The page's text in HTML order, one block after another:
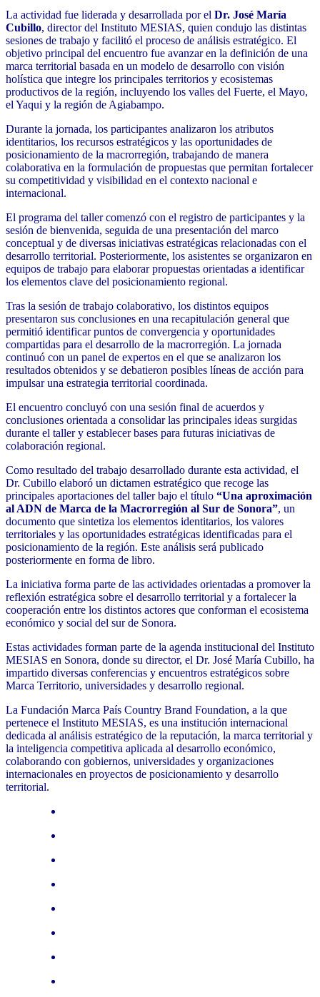
La actividad fue liderada y desarrollada por el Dr. José María
Cubillo, director del Instituto MESIAS, quien condujo las distintas
sesiones de trabajo y facilitó el proceso de análisis estratégico. El
objetivo principal del encuentro fue avanzar en la definición de una
marca territorial basada en un modelo de desarrollo con visión
holística que integre los principales territorios y ecosistemas
productivos de la región, incluyendo los valles del Fuerte, el Mayo,
el Yaqui y la región de Agiabampo.
Durante la jornada, los participantes analizaron los atributos
identitarios, los recursos estratégicos y las oportunidades de
posicionamiento de la macrorregión, trabajando de manera
colaborativa en la formulación de propuestas que permitan fortalecer
su competitividad y visibilidad en el contexto nacional e
internacional.
El programa del taller comenzó con el registro de participantes y la
sesión de bienvenida, seguida de una presentación del marco
conceptual y de diversas iniciativas estratégicas relacionadas con el
desarrollo territorial. Posteriormente, los asistentes se organizaron en
equipos de trabajo para elaborar propuestas orientadas a identificar
los elementos clave del posicionamiento regional.
Tras la sesión de trabajo colaborativo, los distintos equipos
presentaron sus conclusiones en una recapitulación general que
permitió identificar puntos de convergencia y oportunidades
compartidas para el desarrollo de la macrorregión. La jornada
continuó con un panel de expertos en el que se analizaron los
resultados obtenidos y se debatieron posibles líneas de acción para
impulsar una estrategia territorial coordinada.
El encuentro concluyó con una sesión final de acuerdos y
conclusiones orientada a consolidar las principales ideas surgidas
durante el taller y establecer bases para futuras iniciativas de
colaboración regional.
Como resultado del trabajo desarrollado durante esta actividad, el
Dr. Cubillo elaboró un dictamen estratégico que recoge las
principales aportaciones del taller bajo el título “Una aproximación
al ADN de Marca de la Macrorregión al Sur de Sonora”, un
documento que sintetiza los elementos identitarios, los valores
territoriales y las oportunidades estratégicas identificadas para el
posicionamiento de la región. Este análisis será publicado
posteriormente en forma de libro.
La iniciativa forma parte de las actividades orientadas a promover la
reflexión estratégica sobre el desarrollo territorial y a fortalecer la
cooperación entre los distintos actores que conforman el ecosistema
económico y social del sur de Sonora.
Estas actividades forman parte de la agenda institucional del Instituto
MESIAS en Sonora, donde su director, el Dr. José María Cubillo, ha
impartido diversas conferencias y encuentros estratégicos sobre
Marca Territorio, universidades y desarrollo regional.
La Fundación Marca País Country Brand Foundation, a la que
pertenece el Instituto MESIAS, es una institución internacional
dedicada al análisis estratégico de la reputación, la marca territorial y
la inteligencia competitiva aplicada al desarrollo económico,
colaborando con gobiernos, universidades y organizaciones
internacionales en proyectos de posicionamiento y desarrollo
territorial.